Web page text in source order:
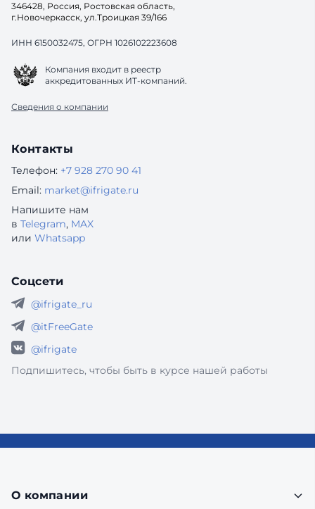
346428, Россия, Ростовская область,
г.Новочеркасск, ул.Троицкая 39/166
ИНН 6150032475, ОГРН 1026102223608
Компания входит в реестр
аккредитованных ИТ-компаний.
Сведения о компании
Контакты
Телефон: +7 928 270 90 41
Email: market@ifrigate.ru
Напишите нам
в Telegram, MAX
или Whatsapp
Соцсети
@ifrigate_ru
@itFreeGate
@ifrigate
Подпишитесь, чтобы быть в курсе нашей работы
О компании